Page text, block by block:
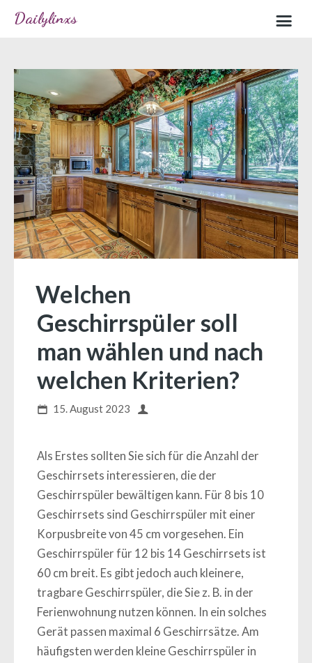
Dailylinxs
Sample page
Welchen
Geschirrspüler soll
man wählen und nach
welchen Kriterien?
15. August 2023
Als Erstes sollten Sie sich für die Anzahl der
Geschirrsets interessieren, die der
Geschirrspüler bewältigen kann. Für 8 bis 10
Geschirrsets sind Geschirrspüler mit einer
Korpusbreite von 45 cm vorgesehen. Ein
Geschirrspüler für 12 bis 14 Geschirrsets ist
60 cm breit. Es gibt jedoch auch kleinere,
tragbare Geschirrspüler, die Sie z. B. in der
Ferienwohnung nutzen können. In ein solches
Gerät passen maximal 6 Geschirrsätze. Am
häufigsten werden kleine Geschirrspüler in